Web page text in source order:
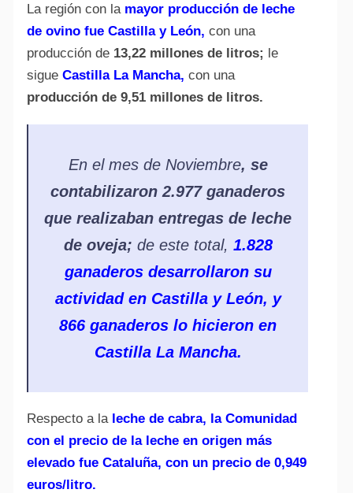
La región con la mayor producción de leche
de ovino fue Castilla y León, con una
producción de 13,22 millones de litros; le
sigue Castilla La Mancha, con una
producción de 9,51 millones de litros.
En el mes de Noviembre, se
contabilizaron 2.977 ganaderos
que realizaban entregas de leche
de oveja; de este total, 1.828
ganaderos desarrollaron su
actividad en Castilla y León, y
866 ganaderos lo hicieron en
Castilla La Mancha.
Respecto a la leche de cabra, la Comunidad
con el precio de la leche en origen más
elevado fue Cataluña, con un precio de 0,949
euros/litro.